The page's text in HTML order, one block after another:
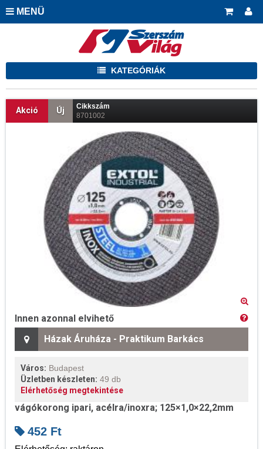
MENÜ
KATEGÓRIÁK
Akció Új
Cikkszám
8701002
Innen azonnal elvihető
Házak Áruháza - Praktikum Barkács
Város: Budapest
Üzletben készleten: 49 db
Elérhetőség megtekintése
vágókorong ipari, acélra/inoxra; 125×1,0×22,2mm
452 Ft